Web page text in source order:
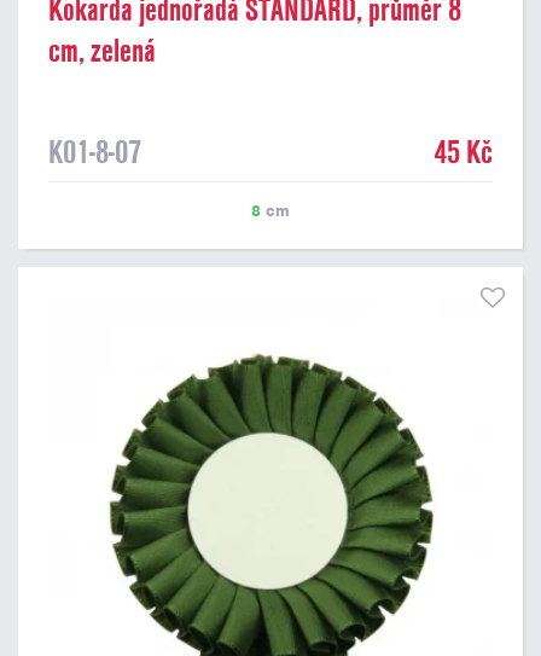
Kokarda jednořadá STANDARD, průměr 8
cm, zelená
K01-8-07 45 Kč
8 cm